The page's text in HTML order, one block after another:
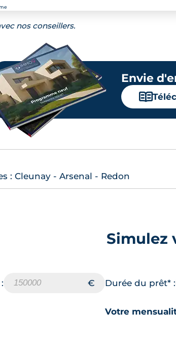
nos conseillers.
Envie
📖
: Cleunay - Arsenal - Redon
Simulez
Durée du prêt* :
Votre